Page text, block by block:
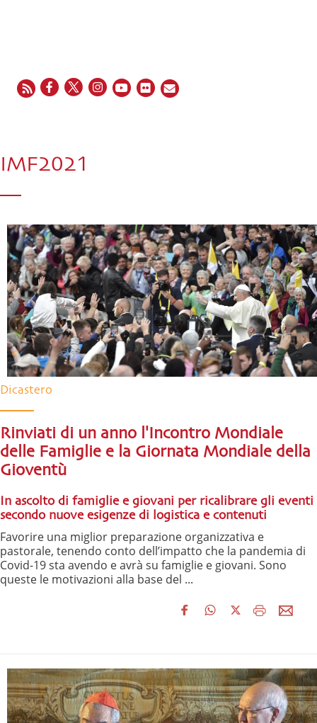
IMF2021
Dicastero
Rinviati di un anno l'Incontro Mondiale
delle Famiglie e la Giornata Mondiale della
Gioventù
In ascolto di famiglie e giovani per ricalibrare gli eventi
secondo nuove esigenze di logistica e contenuti
Favorire una miglior preparazione organizzativa e
pastorale, tenendo conto dell’impatto che la pandemia di
Covid-19 sta avendo e avrà su famiglie e giovani. Sono
queste le motivazioni alla base del ...